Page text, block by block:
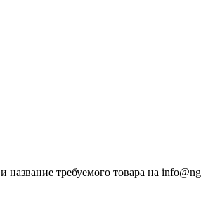
требуемого товара на